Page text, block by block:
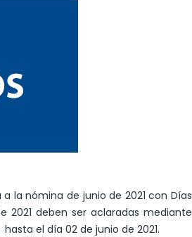
la nómina de junio de 2021 con Días
2021 deben ser aclaradas mediante
hasta el día 02 de junio de 2021.